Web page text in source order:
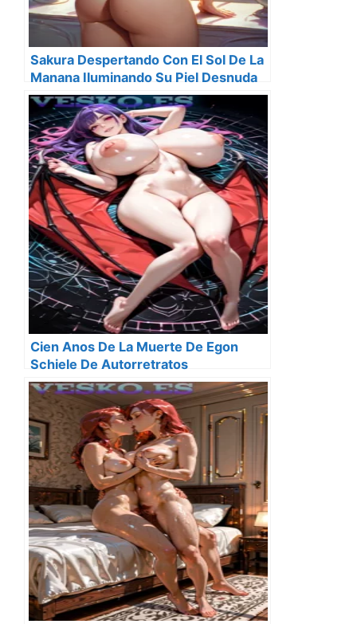
Sakura Despertando Con El Sol De La
Manana Iluminando Su Piel Desnuda
Cien Anos De La Muerte De Egon
Schiele De Autorretratos
Degenerados Y La Angustia De La
Carne